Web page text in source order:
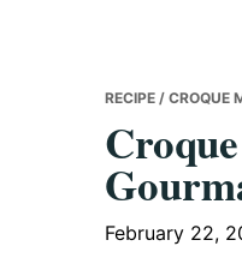
RECIPE / CROQUE
February 22,